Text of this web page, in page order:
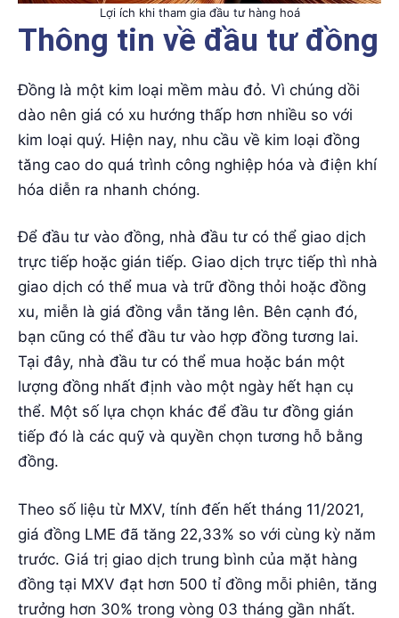
Lợi ích khi tham gia đầu tư hàng hoá
Thông tin về đầu tư đồng
Đồng là một kim loại mềm màu đỏ. Vì chúng dồi
dào nên giá có xu hướng thấp hơn nhiều so với
kim loại quý. Hiện nay, nhu cầu về kim loại đồng
tăng cao do quá trình công nghiệp hóa và điện khí
hóa diễn ra nhanh chóng.
Để đầu tư vào đồng, nhà đầu tư có thể giao dịch
trực tiếp hoặc gián tiếp. Giao dịch trực tiếp thì nhà
giao dịch có thể mua và trữ đồng thỏi hoặc đồng
xu, miễn là giá đồng vẫn tăng lên. Bên cạnh đó,
bạn cũng có thể đầu tư vào hợp đồng tương lai.
Tại đây, nhà đầu tư có thể mua hoặc bán một
lượng đồng nhất định vào một ngày hết hạn cụ
thể. Một số lựa chọn khác để đầu tư đồng gián
tiếp đó là các quỹ và quyền chọn tương hỗ bằng
đồng.
Theo số liệu từ MXV, tính đến hết tháng 11/2021,
giá đồng LME đã tăng 22,33% so với cùng kỳ năm
trước. Giá trị giao dịch trung bình của mặt hàng
đồng tại MXV đạt hơn 500 tỉ đồng mỗi phiên, tăng
trưởng hơn 30% trong vòng 03 tháng gần nhất.